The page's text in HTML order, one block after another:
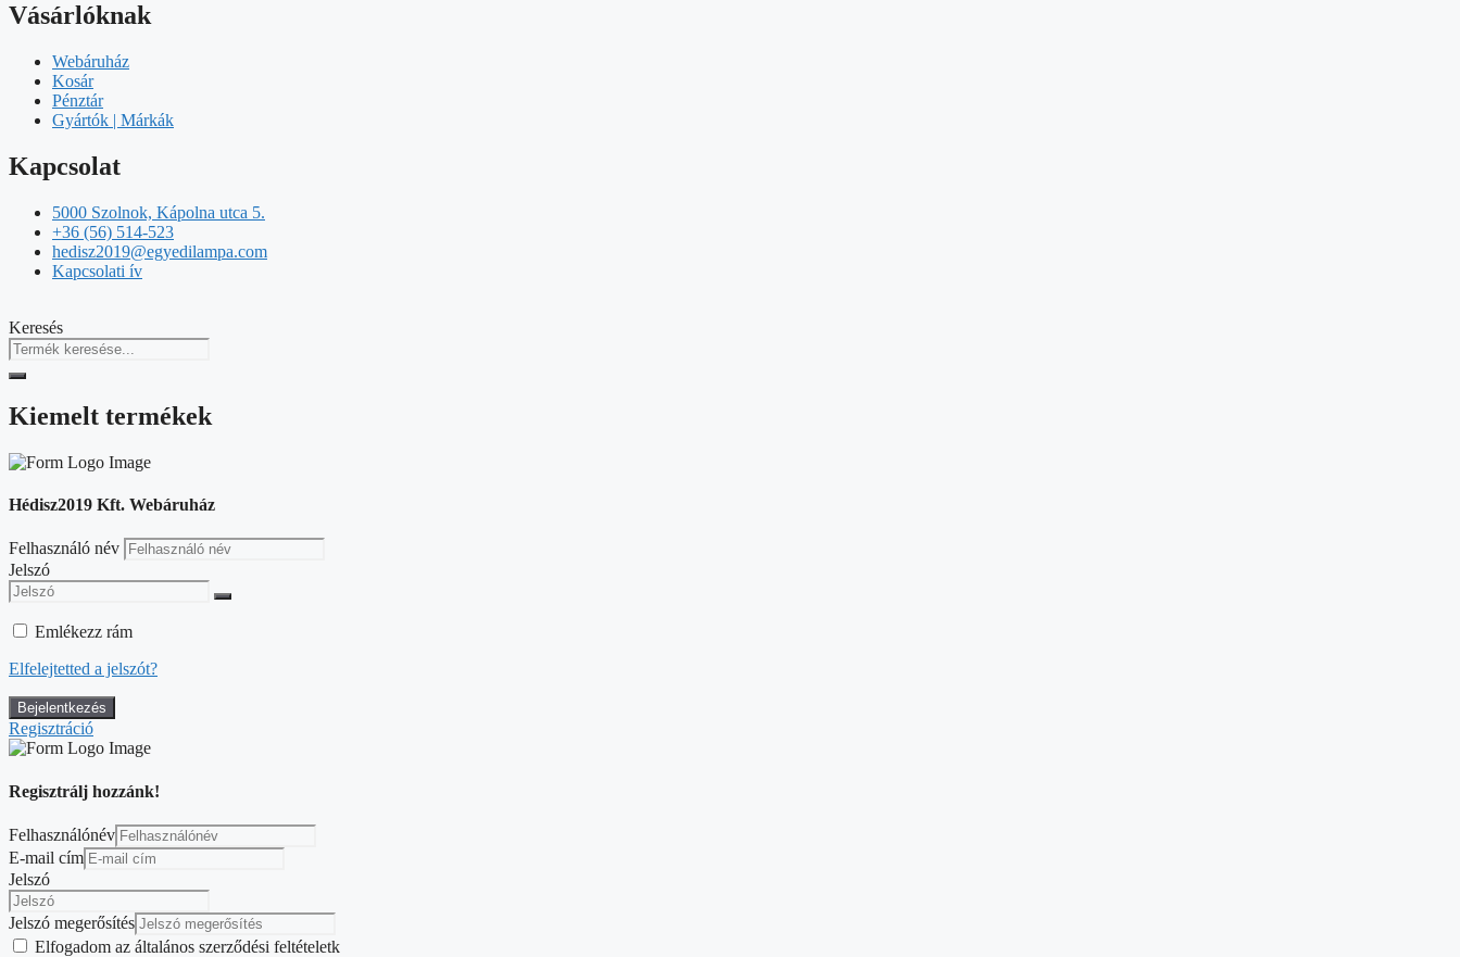
Vásárlóknak
Webáruház
Kosár
Pénztár
Gyártók | Márkák
Kapcsolat
5000 Szolnok, Kápolna utca 5.
+36 (56) 514-523
hedisz2019@egyedilampa.com
Kapcsolati ív
Keresés
Kiemelt termékek
Hédisz2019 Kft. Webáruház
Felhasználó név
Jelszó
Emlékezz rám
Elfelejtetted a jelszót?
Regisztráció
Regisztrálj hozzánk!
Felhasználónév
E-mail cím
Jelszó
Jelszó megerősítés
Elfogadom az általános szerződési feltételetk